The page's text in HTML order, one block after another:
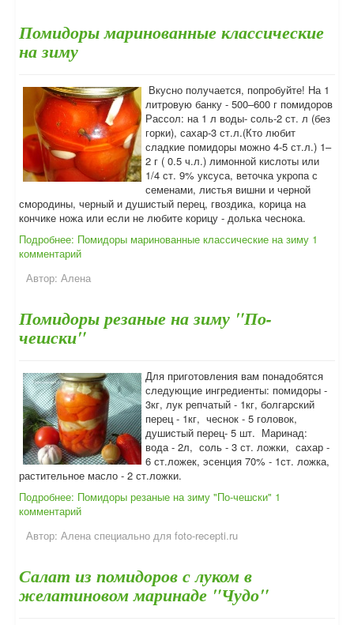
Помидоры маринованные классические
на зиму
Вкусно получается, попробуйте! На 1
литровую банку - 500–600 г помидоров
Рассол: на 1 л воды- соль-2 ст. л (без
горки), сахар-3 ст.л.(Кто любит
сладкие помидоры можно 4-5 ст.л.) 1–
2 г ( 0.5 ч.л.) лимонной кислоты или
1/4 ст. 9% уксуса, веточка укропа с
семенами, листья вишни и черной
смородины, черный и душистый перец, гвоздика, корица на
кончике ножа или если не любите корицу - долька чеснока.
Подробнее: Помидоры маринованные классические на зиму 1
комментарий
Автор: Алена
Помидоры резаные на зиму "По-
чешски"
Для приготовления вам понадобятся
следующие ингредиенты: помидоры -
3кг, лук репчатый - 1кг, болгарский
перец - 1кг, чеснок - 5 головок,
душистый перец- 5 шт. Маринад:
вода - 2л, соль - 3 ст. ложки, сахар -
6 ст.ложек, эсенция 70% - 1ст. ложка,
растительное масло - 2 ст.ложки.
Подробнее: Помидоры резаные на зиму "По-чешски" 1
комментарий
Автор: Алена специально для foto-recepti.ru
Салат из помидоров с луком в
желатиновом маринаде "Чудо"